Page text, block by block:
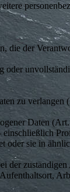
die der
oder
zu
Daten
einschließlich
oder sie in
der